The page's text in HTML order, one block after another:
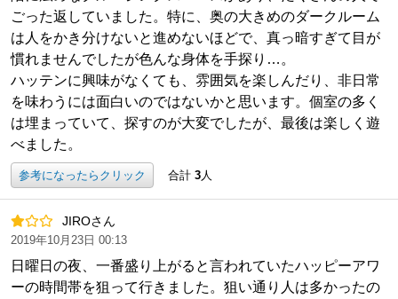
ごった返していました。特に、奥の大きめのダークルーム
は人をかき分けないと進めないほどで、真っ暗すぎて目が
慣れませんでしたが色んな身体を手探り…。
ハッテンに興味がなくても、雰囲気を楽しんだり、非日常
を味わうには面白いのではないかと思います。個室の多く
は埋まっていて、探すのが大変でしたが、最後は楽しく遊
べました。
参考になったらクリック 合計 3人
JIROさん
2019年10月23日 00:13
日曜日の夜、一番盛り上がると言われていたハッピーアワ
ーの時間帯を狙って行きました。狙い通り人は多かったの